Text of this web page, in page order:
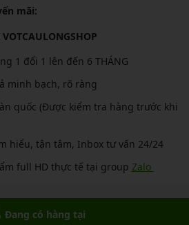
mãi:
1 đổi 1 lên đến 6 THÁNG
minh bạch, rõ ràng
quốc (Được kiểm tra hàng trước khi
hiểu, tận tâm, Inbox tư vấn 24/24
full HD thực tế tại group Zalo
Đang có hàng tại